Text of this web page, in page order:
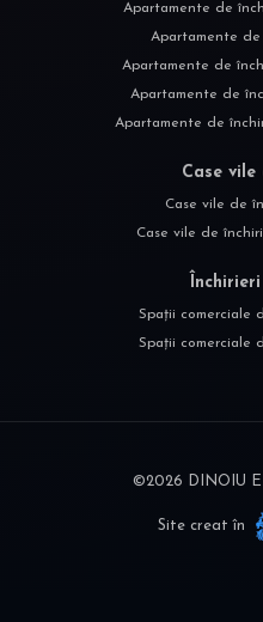
Apartamente de
Apartamente
Apartamente de
Apartamente de
Apartamente de
Case
Case vile de
Case vile de
Spații comerciale
Spații comerciale
©2026 DINOIU
Site creat în